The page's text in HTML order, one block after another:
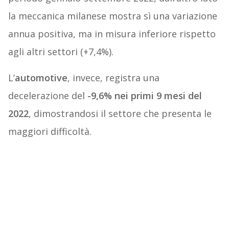
la meccanica milanese mostra sì una variazione
annua positiva, ma in misura inferiore rispetto
agli altri settori (+7,4%).
L’automotive, invece, registra una
decelerazione del -9,6% nei primi 9 mesi del
2022, dimostrandosi il settore che presenta le
maggiori difficoltà.